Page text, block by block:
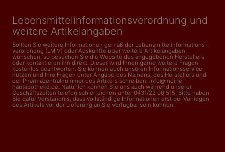
Lebensmittelinformations­verordnung und
weitere Artikelangaben
Sollten Sie weitere Informationen gemäß der Lebensmittel­informations­
verordnung (LMIV) oder Auskünfte über weitere Artikelangaben
wünschen, so besuchen Sie die Website des angegebenen Herstellers
oder kontaktieren ihn direkt. Dieser wird Ihnen gerne weitere Fragen
kostenlos beantworten. Sie können auch unseren Informationsservice
nutzen und Ihre Fragen unter Angabe des Namens, des Herstellers und
der Pharmazentralnummer des Artikels schreiben: info@meine-
hautapotheke.de. Natürlich können Sie uns auch während unserer
Geschäftszeiten telefonisch erreichen unter 0431/22 00 515. Bitte haben
Sie dafür Verständnis, dass vollständige Informationen erst bei Vorliegen
des Artikels vor der Lieferung an Sie verfügbar sein können.